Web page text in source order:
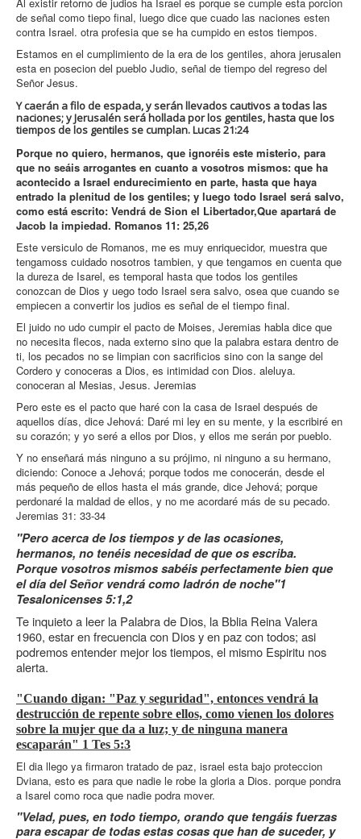
de señal como tiepo final, luego dice que cuado las naciones esten
contra Israel. otra profesia que se ha cumpido en estos tiempos.
Estamos en el cumplimiento de la era de los gentiles, ahora jerusalen
esta en posecion del pueblo Judio, señal de tiempo del regreso del
Señor Jesus.
Y caerán a filo de espada, y serán llevados cautivos a todas las
naciones; y Jerusalén será hollada por los gentiles, hasta que los
tiempos de los gentiles se cumplan. Lucas 21:24
Porque no quiero, hermanos, que ignoréis este misterio, para
que no seáis arrogantes en cuanto a vosotros mismos: que ha
acontecido a Israel endurecimiento en parte, hasta que haya
entrado la plenitud de los gentiles; y luego todo Israel será salvo,
como está escrito: Vendrá de Sion el Libertador,Que apartará de
Jacob la impiedad. Romanos 11: 25,26
Este versiculo de Romanos, me es muy enriquecidor, muestra que
tengamoss cuidado nosotros tambien, y que tengamos en cuenta que
la dureza de Isarel, es temporal hasta que todos los gentiles
conozcan de Dios y uego todo Israel sera salvo, osea que cuando se
empiecen a convertir los judios es señal de el tiempo final.
El juido no udo cumpir el pacto de Moises, Jeremias habla dice que
no necesita flecos, nada externo sino que la palabra estara dentro de
ti, los pecados no se limpian con sacrificios sino con la sange del
Cordero y conoceras a Dios, es intimidad con Dios. aleluya.
conoceran al Mesias, Jesus. Jeremias
Pero este es el pacto que haré con la casa de Israel después de
aquellos días, dice Jehová: Daré mi ley en su mente, y la escribiré en
su corazón; y yo seré a ellos por Dios, y ellos me serán por pueblo.
Y no enseñará más ninguno a su prójimo, ni ninguno a su hermano,
diciendo: Conoce a Jehová; porque todos me conocerán, desde el
más pequeño de ellos hasta el más grande, dice Jehová; porque
perdonaré la maldad de ellos, y no me acordaré más de su pecado.
Jeremias 31: 33-34
"Pero acerca de los tiempos y de las ocasiones,
hermanos, no tenéis necesidad de que os escriba.
Porque vosotros mismos sabéis perfectamente bien que
el día del Señor vendrá como ladrón de noche"1
Tesalonicenses 5:1,2
Te inquieto a leer la Palabra de Dios, la Bblia Reina Valera
1960, estar en frecuencia con Dios y en paz con todos; asi
podremos entender mejor los tiempos, el mismo Espiritu nos
alerta.
"Cuando digan: "Paz y seguridad", entonces vendrá la
destrucción de repente sobre ellos, como vienen los dolores
sobre la mujer que da a luz; y de ninguna manera
escaparán" 1 Tes 5:3
El dia llego ya firmaron tratado de paz, israel esta bajo proteccion
Dviana, esto es para que nadie le robe la gloria a Dios. porque pondra
a Isarel como roca que nadie podra mover.
"Velad, pues, en todo tiempo, orando que tengáis fuerzas
para escapar de todas estas cosas que han de suceder, y